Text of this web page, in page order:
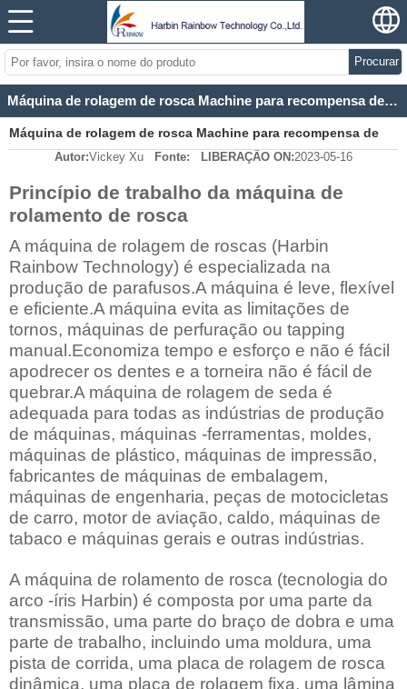
Procurar
Máquina de rolagem de rosca Machine para recompensa de princípios-Tecnologia de arco-íris de Harbin
Máquina de rolagem de rosca Machine para recompensa de
princípios-Tecnologia de arco-íris de Harbin
Autor:Vickey Xu Fonte: LIBERAÇÃO ON:2023-05-16
Princípio de trabalho da máquina de
rolamento de rosca
A máquina de rolagem de roscas (Harbin
Rainbow Technology) é especializada na
produção de parafusos.A máquina é leve, flexível
e eficiente.A máquina evita as limitações de
tornos, máquinas de perfuração ou tapping
manual.Economiza tempo e esforço e não é fácil
apodrecer os dentes e a torneira não é fácil de
quebrar.A máquina de rolagem de seda é
adequada para todas as indústrias de produção
de máquinas, máquinas -ferramentas, moldes,
máquinas de plástico, máquinas de impressão,
fabricantes de máquinas de embalagem,
máquinas de engenharia, peças de motocicletas
de carro, motor de aviação, caldo, máquinas de
tabaco e máquinas gerais e outras indústrias.
A máquina de rolamento de rosca (tecnologia do
arco -íris Harbin) é composta por uma parte da
transmissão, uma parte do braço de dobra e uma
parte de trabalho, incluindo uma moldura, uma
pista de corrida, uma placa de rolagem de rosca
dinâmica, uma placa de rolagem fixa, uma lâmina